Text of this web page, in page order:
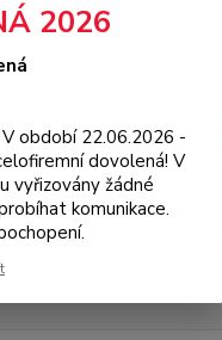
Audio
Filtr - výrobci a
2026
období 22.06.2026 -
dovolená! V
vyřizovány žádné
komunikace.